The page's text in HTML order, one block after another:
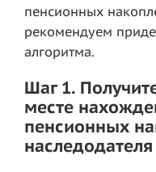
пенсионных
рекомендуем
алгоритма.
Шаг 1.
месте
пенсионных
наследодателя